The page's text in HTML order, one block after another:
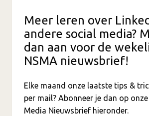
Meer leren over
andere social media?
dan aan voor de
NSMA nieuwsbrief!
Elke maand onze laatste tips &
per mail? Abonneer je dan op
Media Nieuwsbrief hieronder.